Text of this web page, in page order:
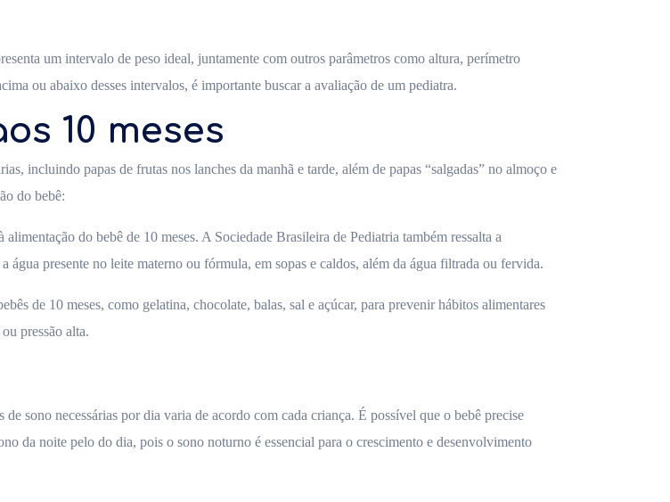
um intervalo de peso ideal, juntamente com outros parâmetros como altura, perímetro
ou abaixo desses intervalos, é importante buscar a avaliação de um pediatra.
10 meses
incluindo papas de frutas nos lanches da manhã e tarde, além de papas “salgadas” no almoço e
do bebê:
do bebê de 10 meses. A Sociedade Brasileira de Pediatria também ressalta a
presente no leite materno ou fórmula, em sopas e caldos, além da água filtrada ou fervida.
de 10 meses, como gelatina, chocolate, balas, sal e açúcar, para prevenir hábitos alimentares
pressão alta.
sono necessárias por dia varia de acordo com cada criança. É possível que o bebê precise
da noite pelo do dia, pois o sono noturno é essencial para o crescimento e desenvolvimento